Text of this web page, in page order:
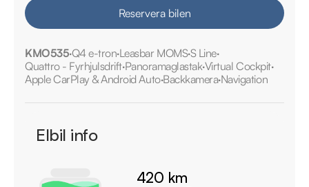
Reservera bilen
KMO535Q4 e-tronLeasbar MOMSS Line
Quattro - FyrhjulsdriftPanoramaglastakVirtual Cockpit
Apple CarPlay & Android AutoBackkameraNavigation
Elbil info
420 km